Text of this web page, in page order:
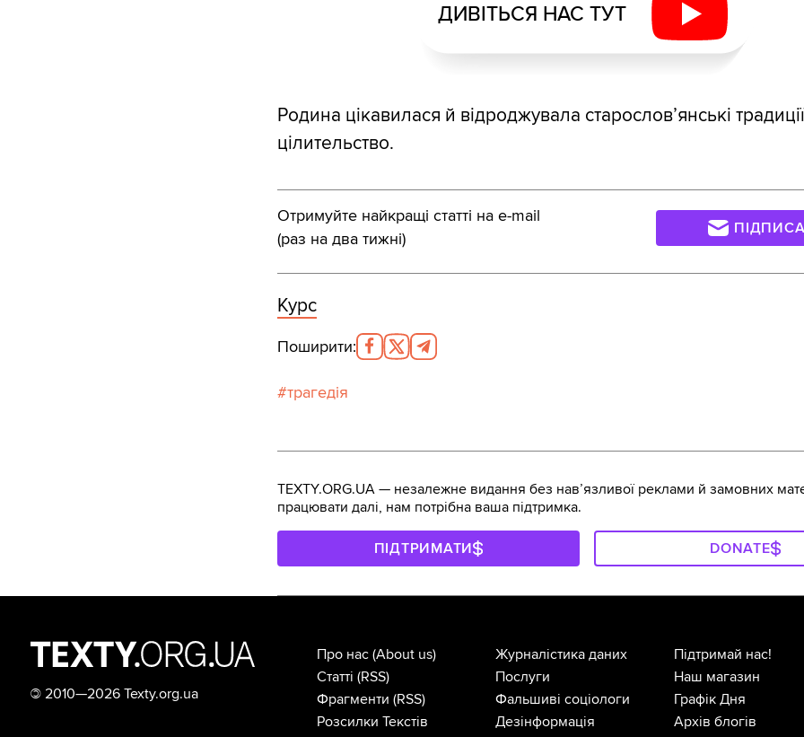
ДИВІТЬСЯ НАС ТУТ
Родина цікавилася й відроджувала старослов’янські
цілительство.
Отримуйте найкращі статті на e-mail
(раз на два тижні)
Курс
Поширити:
трагедія
TEXTY.ORG.UA — незалежне видання без навʼязливої реклами й замовних
працювати далі, нам потрібна ваша підтримка.
ПІДТРИМАТИ DONATE
© 2010—2026 Texty.org.ua
Про нас (About us)
Статті (RSS)
Фрагменти (RSS)
Розсилки Текстів
Журналістика даних
Послуги
Фальшиві соціологи
Дезінформація
Підтримай нас!
Наш магазин
Графік Дня
Архів блогів